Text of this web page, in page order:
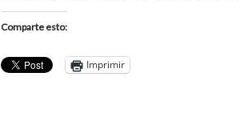
Comparte esto:
Imprimir